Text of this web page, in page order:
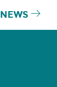
NEWS